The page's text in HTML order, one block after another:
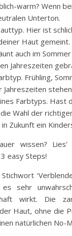
warm? Wenn
Unterton.
Hier ist
Haut
auch im
Jahreszeiten
Frühling,
Jahreszeiten
Farbtyps. Hast
Wahl der
Zukunft ein
wissen?
easy Steps!
sehr
wirkt. Die
Haut, ohne die
natürlichen No-